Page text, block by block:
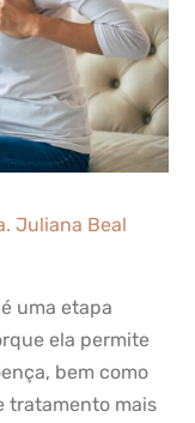
Juliana Beal
uma etapa
ela permite
bem como
tratamento mais